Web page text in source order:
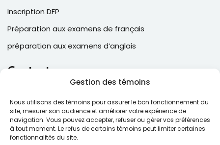
Gestion des témoins
Nous utilisons des témoins pour assurer le bon fonctionnement du
site, mesurer son audience et améliorer votre expérience de
navigation. Vous pouvez accepter, refuser ou gérer vos préférences
à tout moment. Le refus de certains témoins peut limiter certaines
fonctionnalités du site.
Inscription DFP
Préparation aux examens de français
préparation aux examens d’anglais
Contacts
(514) 543-6025
contact@ecfcollege.com
Lun – Ven: 9:00 – 17:00